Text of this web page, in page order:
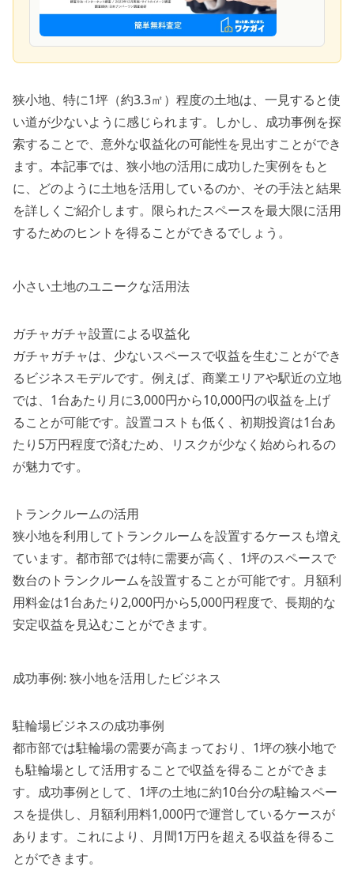
狭小地、特に1坪（約3.3㎡）程度の土地は、一見すると使
い道が少ないように感じられます。しかし、成功事例を探
索することで、意外な収益化の可能性を見出すことができ
ます。本記事では、狭小地の活用に成功した実例をもと
に、どのように土地を活用しているのか、その手法と結果
を詳しくご紹介します。限られたスペースを最大限に活用
するためのヒントを得ることができるでしょう。
小さい土地のユニークな活用法
ガチャガチャ設置による収益化
ガチャガチャは、少ないスペースで収益を生むことができ
るビジネスモデルです。例えば、商業エリアや駅近の立地
では、1台あたり月に3,000円から10,000円の収益を上げ
ることが可能です。設置コストも低く、初期投資は1台あ
たり5万円程度で済むため、リスクが少なく始められるの
が魅力です。
トランクルームの活用
狭小地を利用してトランクルームを設置するケースも増え
ています。都市部では特に需要が高く、1坪のスペースで
数台のトランクルームを設置することが可能です。月額利
用料金は1台あたり2,000円から5,000円程度で、長期的な
安定収益を見込むことができます。
成功事例: 狭小地を活用したビジネス
駐輪場ビジネスの成功事例
都市部では駐輪場の需要が高まっており、1坪の狭小地で
も駐輪場として活用することで収益を得ることができま
す。成功事例として、1坪の土地に約10台分の駐輪スペー
スを提供し、月額利用料1,000円で運営しているケースが
あります。これにより、月間1万円を超える収益を得るこ
とができます。